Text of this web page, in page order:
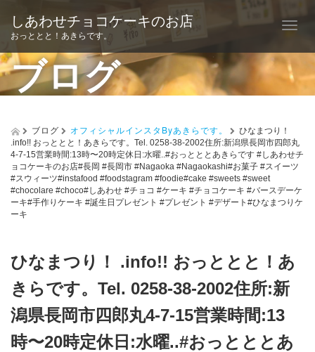
T
o
g
e
n
a
g
i
しあわせチョコケーキのお店
おっととと！あきらです。
ブログ
ブログ オフィシャルインスタByあきらです。
ひなまつり！
.info!! おっととと！あきらです。Tel. 0258-38-2002住所:新潟県長岡市四郎丸
4-7-15営業時間:13時〜20時定休日:水曜..#おっとととあきらです #しあわせチ
ョコケーキのお店#長岡 #長岡市 #Nagaoka #Nagaokashi#お菓子 #スイーツ
#スウィーツ#instafood #foodstagram #foodie#cake #sweets #sweet
#chocolare #choco#しあわせ #チョコ #ケーキ #チョコケーキ #バースデーケ
ーキ#手作りケーキ #誕生日プレゼント #プレゼント #デザート#ひなまつりケ
ーキ
ひなまつり！ .info!! おっととと！あ
きらです。Tel. 0258-38-2002住所:新
潟県長岡市四郎丸4-7-15営業時間:13
時〜20時定休日:水曜..#おっとととあ